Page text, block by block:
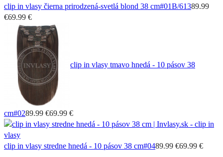
clip in vlasy čierna prirodzená-svetlá blond 38 cm#01B/61389.99
€69.99 €
clip in vlasy tmavo hnedá - 10 pásov 38
cm#0289.99 €69.99 €
clip in vlasy stredne hnedá - 10 pásov 38 cm#0489.99 €69.99 €